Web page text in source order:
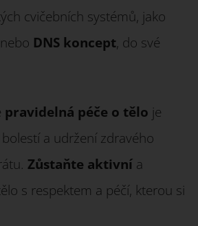
cvičebních systémů, jako
nebo DNS koncept, do své
pravidelná péče o tělo je
a udržení zdravého
Zůstaňte aktivní a
s respektem a péčí, kterou si